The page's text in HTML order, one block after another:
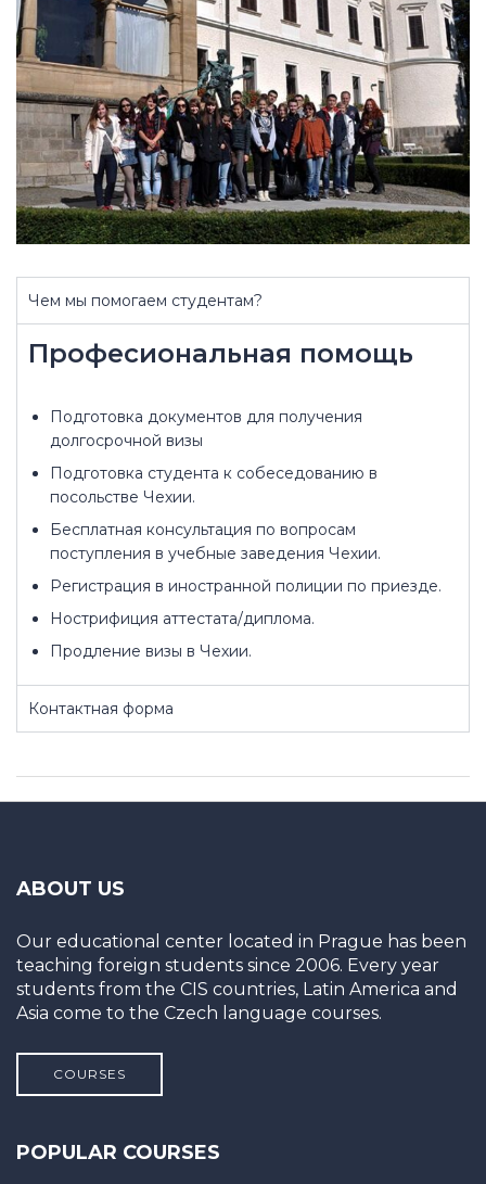
Чем мы помогаем студентам?
Професиональная помощь
Подготовка документов для получения
долгосрочной визы
Подготовка студента к собеседованию в
посольстве Чехии.
Бесплатная консультация по вопросам
поступления в учебные заведения Чехии.
Регистрация в иностранной полиции по приезде.
Нострифиция аттестата/диплома.
Продление визы в Чехии.
Контактная форма
ABOUT US
Our educational center located in Prague has been
teaching foreign students since 2006. Every year
students from the CIS countries, Latin America and
Asia come to the Czech language courses.
COURSES
POPULAR COURSES